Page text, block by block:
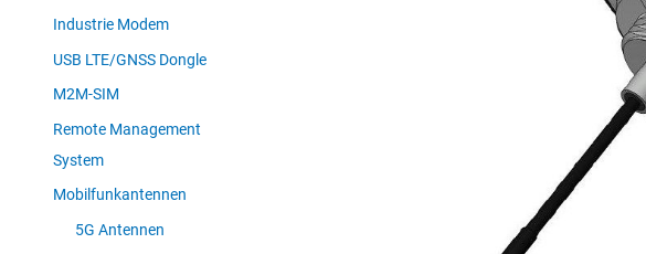
Industrie Modem
USB LTE/GNSS Dongle
M2M-SIM
Remote Management
System
Mobilfunkantennen
5G Antennen